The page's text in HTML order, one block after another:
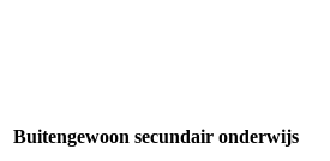
Buitengewoon secundair onderwijs